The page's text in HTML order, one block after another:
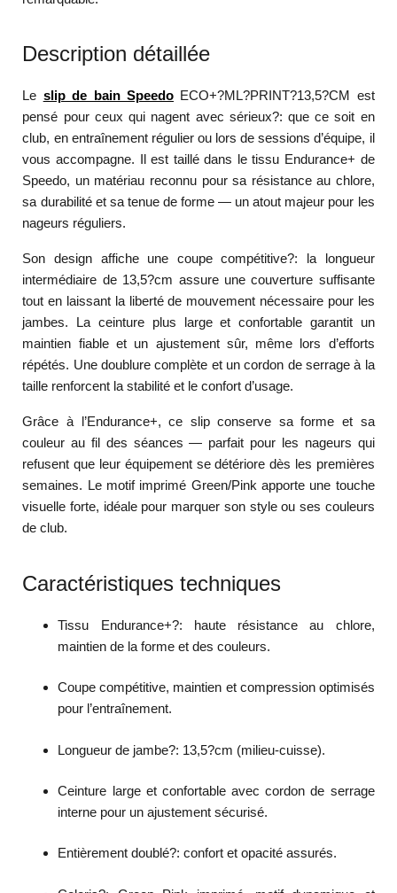
Description détaillée
Le slip de bain SpeedoECO+?ML?PRINT?13,5?CM est
pensé pour ceux qui nagent avec sérieux?: que ce soit en
club, en entraînement régulier ou lors de sessions d’équipe, il
vous accompagne. Il est taillé dans le tissu Endurance+ de
Speedo, un matériau reconnu pour sa résistance au chlore,
sa durabilité et sa tenue de forme — un atout majeur pour les
nageurs réguliers.
Son design affiche une coupe compétitive?: la longueur
intermédiaire de 13,5?cm assure une couverture suffisante
tout en laissant la liberté de mouvement nécessaire pour les
jambes. La ceinture plus large et confortable garantit un
maintien fiable et un ajustement sûr, même lors d’efforts
répétés. Une doublure complète et un cordon de serrage à la
taille renforcent la stabilité et le confort d’usage.
Grâce à l’Endurance+, ce slip conserve sa forme et sa
couleur au fil des séances — parfait pour les nageurs qui
refusent que leur équipement se détériore dès les premières
semaines. Le motif imprimé Green/Pink apporte une touche
visuelle forte, idéale pour marquer son style ou ses couleurs
de club.
Caractéristiques techniques
Tissu Endurance+?: haute résistance au chlore,
maintien de la forme et des couleurs.
Coupe compétitive, maintien et compression optimisés
pour l’entraînement.
Longueur de jambe?: 13,5?cm (milieu-cuisse).
Ceinture large et confortable avec cordon de serrage
interne pour un ajustement sécurisé.
Entièrement doublé?: confort et opacité assurés.